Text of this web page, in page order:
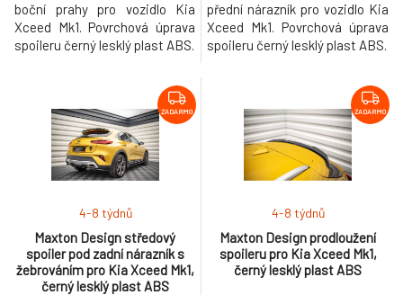
boční prahy pro vozidlo Kia
Xceed Mk1. Povrchová úprava
spoileru černý lesklý plast ABS.
přední nárazník pro vozidlo Kia
Xceed Mk1. Povrchová úprava
spoileru černý lesklý plast ABS.
ZADARMO
Maxton Design středový
spoiler pod zadní nárazník s
žebrováním pro Kia Xceed Mk1,
černý lesklý plast ABS
4-8 týdnů
ZADARMO
Maxton Design prodloužení
spoileru pro Kia Xceed Mk1,
černý lesklý plast ABS
4-8 týdnů